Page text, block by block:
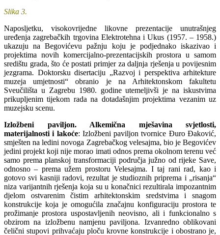
Slika 3.
Naposljetku, visokovrijedne likovne prezentacije unutrašnjeg
uređenja zagrebačkih trgovina Elektrotehna i Ukus (1957. – 1958.)
ukazuju na Begovićevu pažnju koju je podjednako iskazivao i
projektima novih komercijalno-prezentacijskih prostora u samom
središtu grada, što će postati primjer za daljnja rješenja u povijesnim
jezgrama. Doktorsku disertaciju „Razvoj i perspektiva arhitekture
muzeja umjetnosti“ obranio je na Arhitektonskom fakultetu
Sveučilišta u Zagrebu 1980. godine utemeljivši je na iskustvima
prikupljenim tijekom rada na dotadašnjim projektima vezanim uz
muzejsku scenu.
Izložbeni paviljon. Alkemična mješavina svjetlosti,
materijalnosti i lakoće: Izložbeni paviljon tvornice Đuro Đaković,
smješten na ledini novoga Zagrebačkog velesajma, bio je Begovićev
jedini projekt koji nije morao imati odnos prema okolnom terenu već
samo prema planskoj transformaciji područja južno od rijeke Save,
odnosno – prema užem prostoru Velesajma. I taj rani rad, kao i
gotovo svi kasniji radovi, rezultat je studioznih priprema i „risanja“
niza varijantnih rješenja koja su u konačnici rezultirala impozantnim
djelom ostvarenim čistim arhitektonskim sredstvima i snagom
konstrukcije koja je omogućila značajnu konfiguraciju prostora te
prožimanje prostora uspostavljenih neovisno, ali i funkcionalno s
obzirom na izložbenu namjenu paviljona. Izvanredno oblikovani
čelični stupovi prihvaćaju ploču krovne konstrukcije i obostrano je,